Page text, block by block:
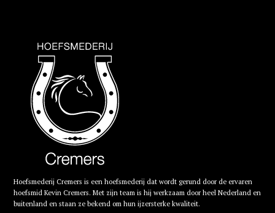
Hoefsmederij Cremers is een hoefsmederij dat wordt gerund door de ervaren
hoefsmid Kevin Cremers. Met zijn team is hij werkzaam door heel Nederland en
buitenland en staan ze bekend om hun ijzersterke kwaliteit.